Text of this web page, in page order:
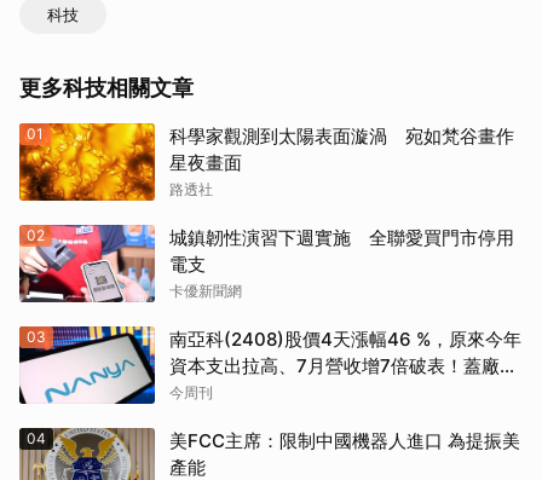
科技
更多科技相關文章
01
科學家觀測到太陽表面漩渦 宛如梵谷畫作
星夜畫面
路透社
02
城鎮韌性演習下週實施 全聯愛買門市停用
電支
卡優新聞網
03
南亞科(2408)股價4天漲幅46 %，原來今年
資本支出拉高、7月營收增7倍破表！蓋廠買
設備最新營運目標曝光
今周刊
04
美FCC主席：限制中國機器人進口 為提振美
產能